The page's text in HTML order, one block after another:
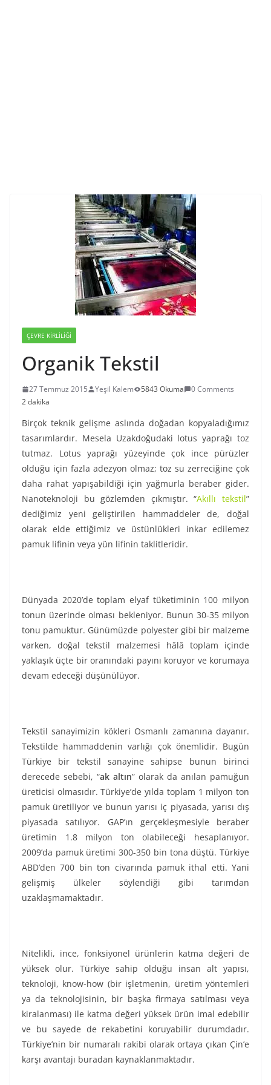
ÇEVRE KIRLILIĞI
Organik Tekstil
27 Temmuz 2015 Yeşil Kalem 5843 Okuma
0 Comments
2 dakika
Birçok teknik gelişme aslında doğadan kopyaladığımız
tasarımlardır. Mesela Uzakdoğudaki lotus yaprağı toz
tutmaz. Lotus yaprağı yüzeyinde çok ince pürüzler
olduğu için fazla adezyon olmaz; toz su zerreciğine çok
daha rahat yapışabildiği için yağmurla beraber gider.
Nanoteknoloji bu gözlemden çıkmıştır. “Akıllı tekstil”
dediğimiz yeni geliştirilen hammaddeler de, doğal
olarak elde ettiğimiz ve üstünlükleri inkar edilemez
pamuk lifinin veya yün lifinin taklitleridir.
Dünyada 2020’de toplam elyaf tüketiminin 100 milyon
tonun üzerinde olması bekleniyor. Bunun 30-35 milyon
tonu pamuktur. Günümüzde polyester gibi bir malzeme
varken, doğal tekstil malzemesi hâlâ toplam içinde
yaklaşık üçte bir oranındaki payını koruyor ve korumaya
devam edeceği düşünülüyor.
Tekstil sanayimizin kökleri Osmanlı zamanına dayanır.
Tekstilde hammaddenin varlığı çok önemlidir. Bugün
Türkiye bir tekstil sanayine sahipse bunun birinci
derecede sebebi, “ak altın” olarak da anılan pamuğun
üreticisi olmasıdır. Türkiye’de yılda toplam 1 milyon ton
pamuk üretiliyor ve bunun yarısı iç piyasada, yarısı dış
piyasada satılıyor. GAP’ın gerçekleşmesiyle beraber
üretimin 1.8 milyon ton olabileceği hesaplanıyor.
2009’da pamuk üretimi 300-350 bin tona düştü. Türkiye
ABD’den 700 bin ton civarında pamuk ithal etti. Yani
gelişmiş ülkeler söylendiği gibi tarımdan
uzaklaşmamaktadır.
Nitelikli, ince, fonksiyonel ürünlerin katma değeri de
yüksek olur. Türkiye sahip olduğu insan alt yapısı,
teknoloji, know-how (bir işletmenin, üretim yöntemleri
ya da teknolojisinin, bir başka firmaya satılması veya
kiralanması) ile katma değeri yüksek ürün imal edebilir
ve bu sayede de rekabetini koruyabilir durumdadır.
Türkiye’nin bir numaralı rakibi olarak ortaya çıkan Çin’e
karşı avantajı buradan kaynaklanmaktadır.